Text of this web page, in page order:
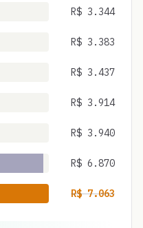
R$ 3.344
R$ 3.383
R$ 3.437
R$ 3.914
R$ 3.940
R$ 6.870
R$7.063